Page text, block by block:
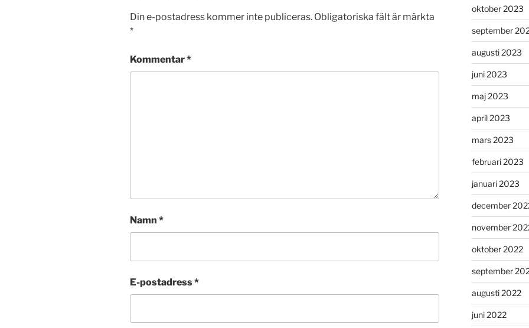
Din e-postadress kommer inte publiceras. Obligatoriska fält är märkta
*
Kommentar*
Namn *
E-postadress*
oktober 2023
september
augusti 2023
juni 2023
maj 2023
april 2023
mars 2023
februari 2023
januari 2023
december
november
oktober 2022
september
augusti 2022
juni 2022